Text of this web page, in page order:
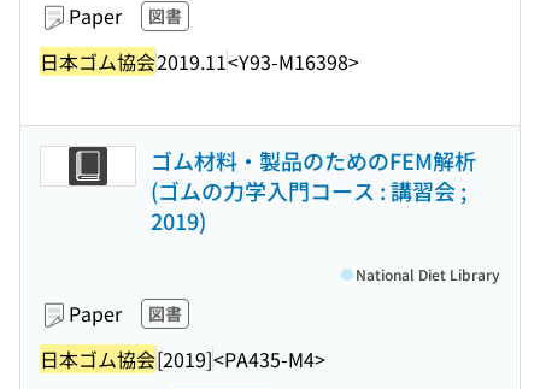
Paper 図書
日本ゴム協会2019.11<Y93-M16398>
ゴム材料・製品のためのFEM解析
(ゴムの力学入門コース : 講習会 ;
2019)
Paper 図書
日本ゴム協会[2019]<PA435-M4>
National Diet Library